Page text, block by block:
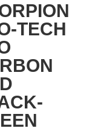
TECH